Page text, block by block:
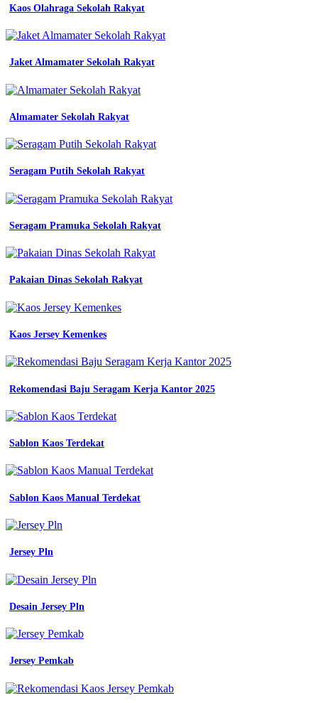
-
Paskibra
Panjang
Toko
Tasikmalaya
Baju
Taruna
Akmil
-
Baju
Olahraga
Perbedaan
Pdl
Pdh
Batik
Sekolah
Jersey
Futsal
Pink
Hitam
Desain
Printing
Pink
Almet
Univ
-
Batik
Jersey
-
Baju
Pramuka
-
Kaos Olahraga Sekolah Rakyat
Jaket Almamater Sekolah Rakyat
Almamater Sekolah Rakyat
Seragam Putih Sekolah Rakyat
Seragam Pramuka Sekolah Rakyat
Pakaian Dinas Sekolah Rakyat
Kaos Jersey Kemenkes
Rekomendasi Baju Seragam Kerja Kantor 2025
Sablon Kaos Terdekat
Sablon Kaos Manual Terdekat
Jersey Pln
Desain Jersey Pln
Jersey Pemkab